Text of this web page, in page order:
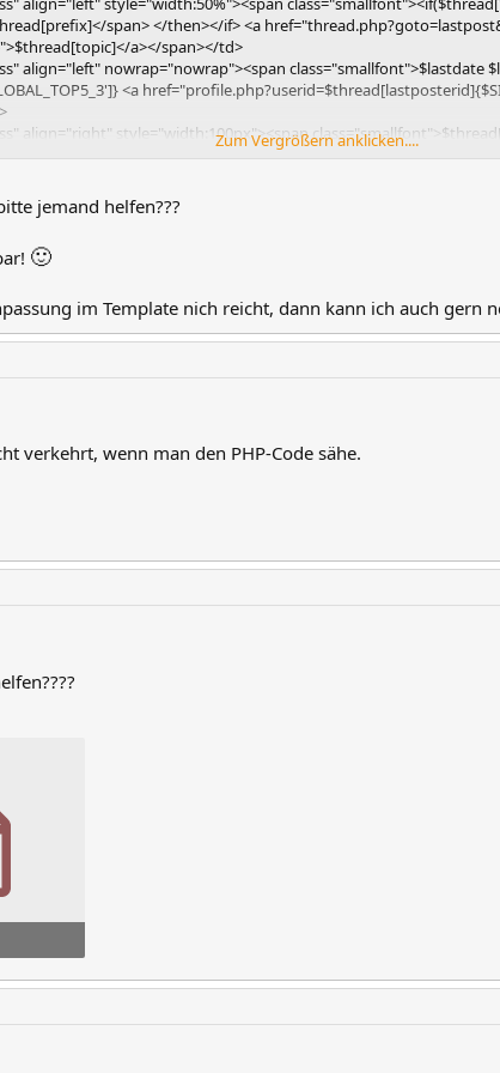
span> </then></if> <a
a></span></td>
align="left" nowrap="nowrap"><span class="smallfont">$lastdate
<a
align="right" style="width:100px"><span
span></td>
span></td>
Zum Vergrößern anklicken....
jemand helfen???
🙂
im Template nich reicht, dann kann ich auch gern
verkehrt, wenn man den PHP-Code sähe.
123